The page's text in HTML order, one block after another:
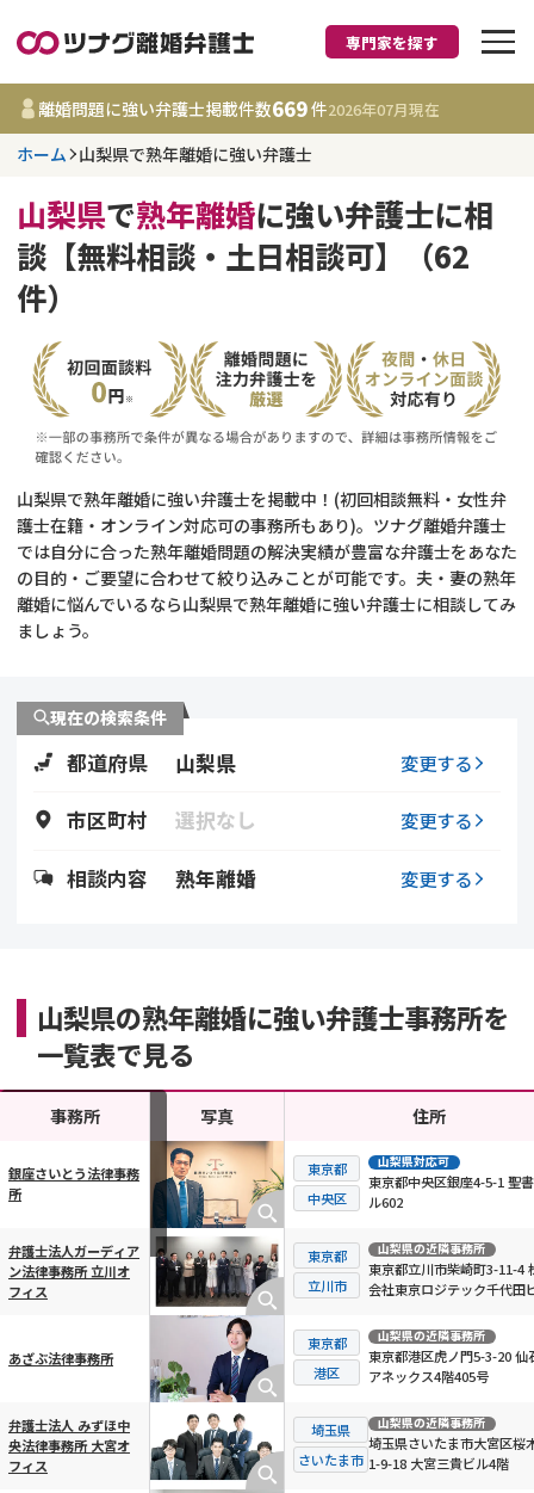
離婚に強い弁護士
事務所 669
件
更新日 :2026年07月31日
離婚前相談
DV
不貞・不倫慰謝料請求
費用相場
財産分与
養育費
離婚の相談先
その他の男女問題
専門家を探す
離婚問題に強い弁護士掲載件数669件2026年07月現在
ホーム 山梨県で熟年離婚に強い弁護士
山梨県で熟年離婚に強い弁護士に相
談【無料相談・土日相談可】（62
件）
山梨県で熟年離婚に強い弁護士を掲載中！(初回相談無料・女性弁
護士在籍・オンライン対応可の事務所もあり)。ツナグ離婚弁護士
では自分に合った熟年離婚問題の解決実績が豊富な弁護士をあなた
の目的・ご要望に合わせて絞り込みことが可能です。夫・妻の熟年
離婚に悩んでいるなら山梨県で熟年離婚に強い弁護士に相談してみ
ましょう。
現在の検索条件
都道府県 山梨県 変更する
市区町村 選択なし 変更する
相談内容 熟年離婚 変更する
山梨県の熟年離婚に強い弁護士事務所を
一覧表で見る
横スクロール可能
事務所 写真 住所
銀座さいとう法律事務
所
東京都
中央区
山梨県対応可
東京都中央区銀座4-5-1 聖
ル602
弁護士法人ガーディア
ン法律事務所 立川オ
フィス
東京都
立川市
山梨県の近隣事務所
東京都立川市柴崎町3-11-4
会社東京ロジテック千代田
あざぶ法律事務所
東京都
港区
山梨県の近隣事務所
東京都港区虎ノ門5-3-20 仙
アネックス4階405号
弁護士法人 みずほ中
央法律事務所 大宮オ
フィス
埼玉県
さいたま市
山梨県の近隣事務所
埼玉県さいたま市大宮区桜
1-9-18 大宮三貴ビル4階